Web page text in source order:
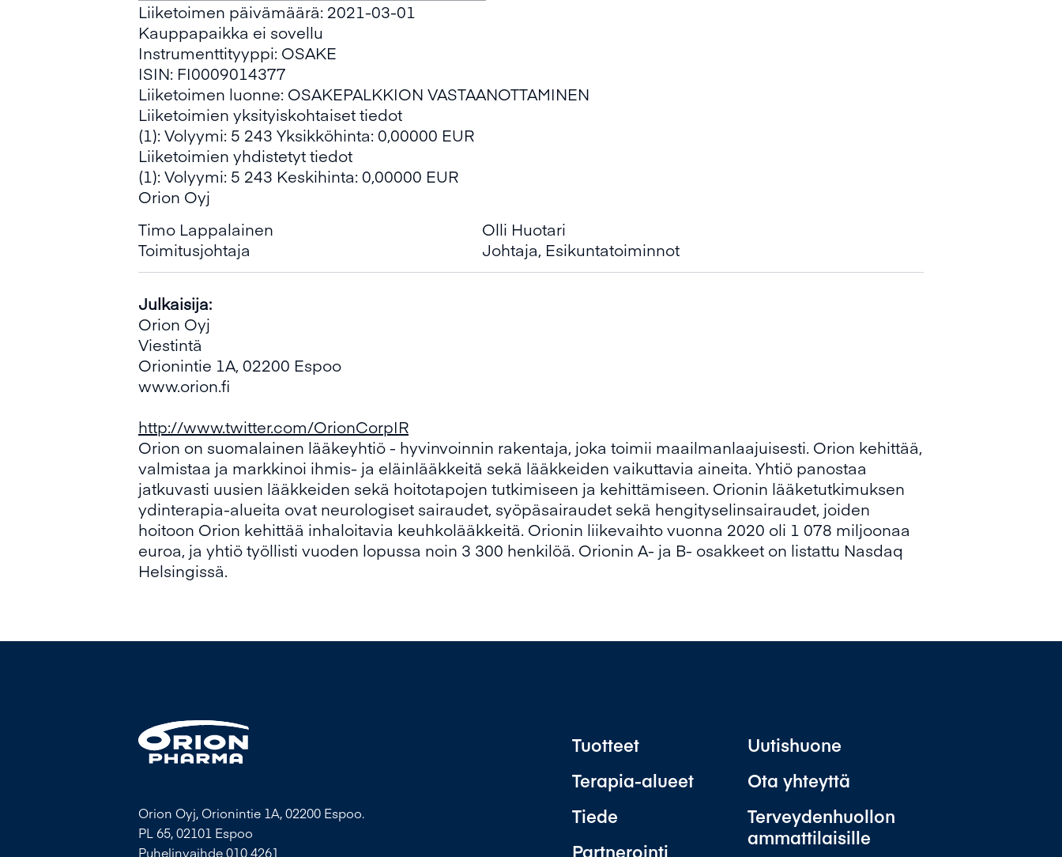
Liiketoimen päivämäärä: 2021-03-01
Kauppapaikka ei sovellu
Instrumenttityyppi: OSAKE
ISIN: FI0009014377
Liiketoimen luonne: OSAKEPALKKION VASTAANOTTAMINEN
Liiketoimien yksityiskohtaiset tiedot
(1): Volyymi: 5 243 Yksikköhinta: 0,00000 EUR
Liiketoimien yhdistetyt tiedot
(1): Volyymi: 5 243 Keskihinta: 0,00000 EUR
Orion Oyj
Timo Lappalainen
Toimitusjohtaja
Olli Huotari
Johtaja, Esikuntatoiminnot
Julkaisija:
Orion Oyj
Viestintä
Orionintie 1A, 02200 Espoo
www.orion.fi
http://www.twitter.com/OrionCorpIR
Orion on suomalainen lääkeyhtiö - hyvinvoinnin rakentaja, joka toimii maailmanlaajuisesti. Orion kehittää,
valmistaa ja markkinoi ihmis- ja eläinlääkkeitä sekä lääkkeiden vaikuttavia aineita. Yhtiö panostaa
jatkuvasti uusien lääkkeiden sekä hoitotapojen tutkimiseen ja kehittämiseen. Orionin lääketutkimuksen
ydinterapia-alueita ovat neurologiset sairaudet, syöpäsairaudet sekä hengityselinsairaudet, joiden
hoitoon Orion kehittää inhaloitavia keuhkolääkkeitä. Orionin liikevaihto vuonna 2020 oli 1 078 miljoonaa
euroa, ja yhtiö työllisti vuoden lopussa noin 3 300 henkilöä. Orionin A- ja B- osakkeet on listattu Nasdaq
Helsingissä.
Orion Oyj, Orionintie 1A, 02200 Espoo.
PL 65, 02101 Espoo
Puhelinvaihde 010 4261
Tuotteet
Terapia-alueet
Tiede
Partnerointi
Uutishuone
Ota yhteyttä
Terveydenhuollon
ammattilaisille